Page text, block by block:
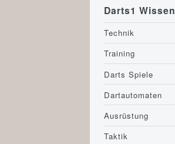
Darts1 Wissen
Technik
Training
Darts Spiele
Dartautomaten
Ausrüstung
Taktik